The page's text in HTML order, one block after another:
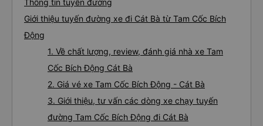
Thông tin tuyến đường
Giới thiệu tuyến đường xe đi Cát Bà từ Tam Cốc Bích
Động
1. Về chất lượng, review, đánh giá nhà xe Tam
Cốc Bích Động Cát Bà
2. Giá vé xe Tam Cốc Bích Động - Cát Bà
3. Giới thiệu, tư vấn các dòng xe chạy tuyến
đường Tam Cốc Bích Động đi Cát Bà